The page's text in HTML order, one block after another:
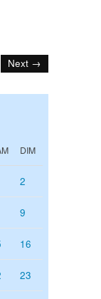
Next →
DIM
2
9
16
23